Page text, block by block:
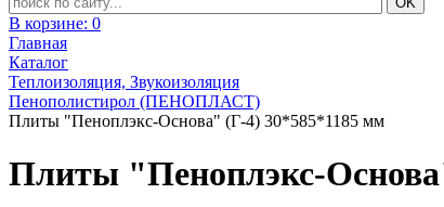
В корзине: 0
Главная
Каталог
Теплоизоляция, Звукоизоляция
Пенополистирол (ПЕНОПЛАСТ)
Плиты "Пеноплэкс-Основа" (Г-4) 30*585*1185 мм
Плиты "Пеноплэкс-